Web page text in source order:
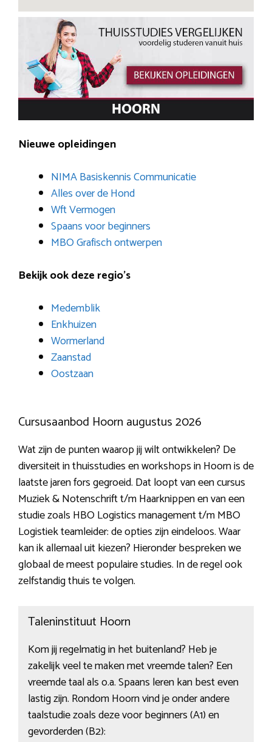
Nieuwe opleidingen
NIMA Basiskennis Communicatie
Alles over de Hond
Wft Vermogen
Spaans voor beginners
MBO Grafisch ontwerpen
Bekijk ook deze regio’s
Medemblik
Enkhuizen
Wormerland
Zaanstad
Oostzaan
Cursusaanbod Hoorn augustus 2026
Wat zijn de punten waarop jij wilt ontwikkelen? De
diversiteit in thuisstudies en workshops in Hoorn is de
laatste jaren fors gegroeid. Dat loopt van een cursus
Muziek & Notenschrift t/m Haarknippen en van een
studie zoals HBO Logistics management t/m MBO
Logistiek teamleider: de opties zijn eindeloos. Waar
kan ik allemaal uit kiezen? Hieronder bespreken we
globaal de meest populaire studies. In de regel ook
zelfstandig thuis te volgen.
Taleninstituut Hoorn
Kom jij regelmatig in het buitenland? Heb je
zakelijk veel te maken met vreemde talen? Een
vreemde taal als o.a. Spaans leren kan best even
lastig zijn. Rondom Hoorn vind je onder andere
taalstudie zoals deze voor beginners (A1) en
gevorderden (B2):